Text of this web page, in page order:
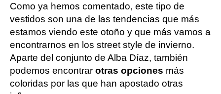
Como ya hemos comentado, este tipo de
vestidos son una de las tendencias que más
estamos viendo este otoño y que más vamos a
encontrarnos en los street style de invierno.
Aparte del conjunto de Alba Díaz, también
podemos encontrar otras opciones más
coloridas por las que han apostado otras